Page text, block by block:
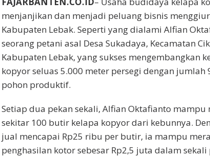
menjanjikan dan menjadi peluang bisnis
Kabupaten Lebak. Seperti yang dialami Alfian
seorang petani asal Desa Sukadaya, Kecamatan
Kabupaten Lebak, yang sukses mengembangkan
kopyor seluas 5.000 meter persegi dengan jumlah
pohon produktif.
Setiap dua pekan sekali, Alfian Oktafianto mampu
sekitar 100 butir kelapa kopyor dari kebunnya.
jual mencapai Rp25 ribu per butir, ia mampu
penghasilan kotor sebesar Rp2,5 juta dalam sekali